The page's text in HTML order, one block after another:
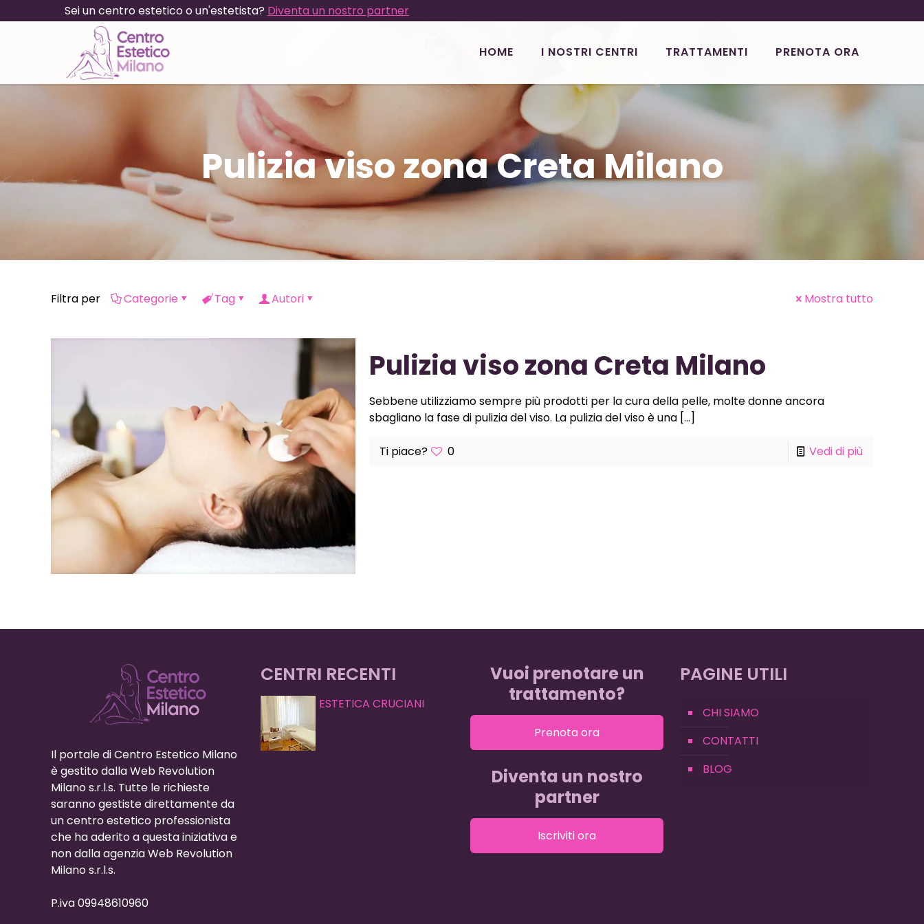
Sei un centro estetico o un'estetista? Diventa un nostro partner
HOME I NOSTRI CENTRI TRATTAMENTI PRENOTA ORA
Pulizia viso zona Creta Milano
Filtra per Categorie Tag Autori Mostra tutto
Pulizia viso zona Creta Milano
Sebbene utilizziamo sempre più prodotti per la cura della pelle, molte donne ancora
sbagliano la fase di pulizia del viso. La pulizia del viso è una[…]
Ti piace? 0 Vedi di più
Il portale di Centro Estetico Milano
è gestito dalla Web Revolution
Milano s.r.l.s. Tutte le richieste
saranno gestiste direttamente da
un centro estetico professionista
che ha aderito a questa iniziativa e
non dalla agenzia Web Revolution
Milano s.r.l.s.
P.iva 09948610960
CENTRI RECENTI
ESTETICA CRUCIANI
Vuoi prenotare un
trattamento?
Prenota ora
Diventa un nostro
partner
Iscriviti ora
PAGINE UTILI
CHI SIAMO
CONTATTI
BLOG